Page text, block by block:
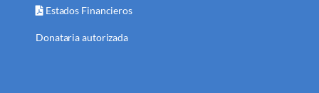
Estados Financieros
Donataria autorizada